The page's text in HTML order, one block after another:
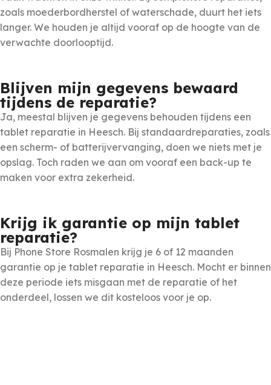
zoals moederbordherstel of waterschade, duurt het iets
langer. We houden je altijd vooraf op de hoogte van de
verwachte doorlooptijd.
Blijven mijn gegevens bewaard
tijdens de reparatie?
Ja, meestal blijven je gegevens behouden tijdens een
tablet reparatie in Heesch. Bij standaardreparaties, zoals
een scherm- of batterijvervanging, doen we niets met je
opslag. Toch raden we aan om vooraf een back-up te
maken voor extra zekerheid.
Krijg ik garantie op mijn tablet
reparatie?
Bij Phone Store Rosmalen krijg je 6 of 12 maanden
garantie op je tablet reparatie in Heesch. Mocht er binnen
deze periode iets misgaan met de reparatie of het
onderdeel, lossen we dit kosteloos voor je op.